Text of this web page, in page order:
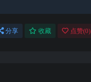
分享 收藏 点赞(0)